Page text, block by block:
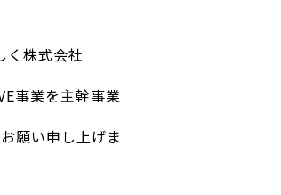
株式会社
事業を主幹事業
願い申し上げま